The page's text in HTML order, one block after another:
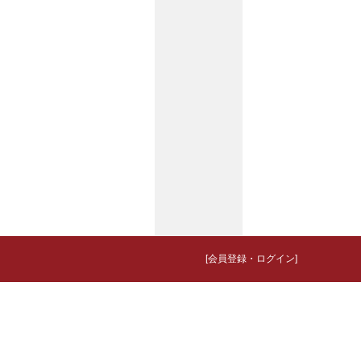
[会員登録・ログイン]